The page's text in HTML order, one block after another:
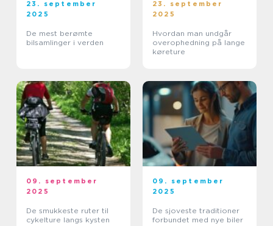
23. september
2025
De mest berømte
bilsamlinger i verden
23. september
2025
Hvordan man undgår
overophedning på lange
køreture
09. september
2025
De smukkeste ruter til
cykelture langs kysten
09. september
2025
De sjoveste traditioner
forbundet med nye biler